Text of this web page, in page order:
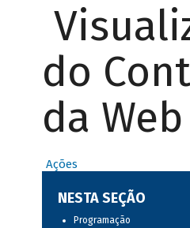
do
da Web
Ações
NESTA SEÇÃO
Programação